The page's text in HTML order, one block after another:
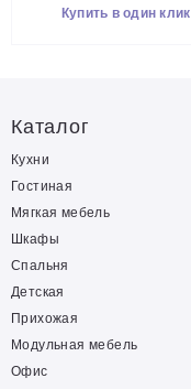
Купить в один клик
Каталог
Кухни
Гостиная
Мягкая мебель
Шкафы
Спальня
Детская
Прихожая
Модульная мебель
Офис